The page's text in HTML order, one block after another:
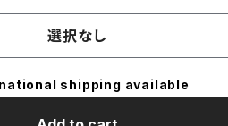
選択なし
shipping available